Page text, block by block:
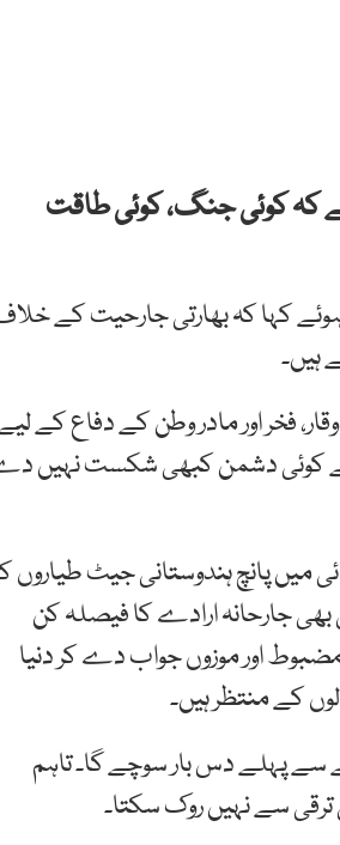
ہے کہ کوئی جنگ، کوئی طاقت
کہا کہ بھارتی جارحیت کے
ہیں۔
فخر اور مادر وطن کے دفاع کے
اسے کوئی دشمن کبھی شکست نہیں
میں پانچ ہندوستانی جیٹ طیاروں
جارحانہ ارادے کا فیصلہ کن
اور موزوں جواب دے کر دنیا
کے منتظر ہیں۔
سے پہلے دس بار سوچے گا۔ تاہم
سے نہیں روک سکتا۔